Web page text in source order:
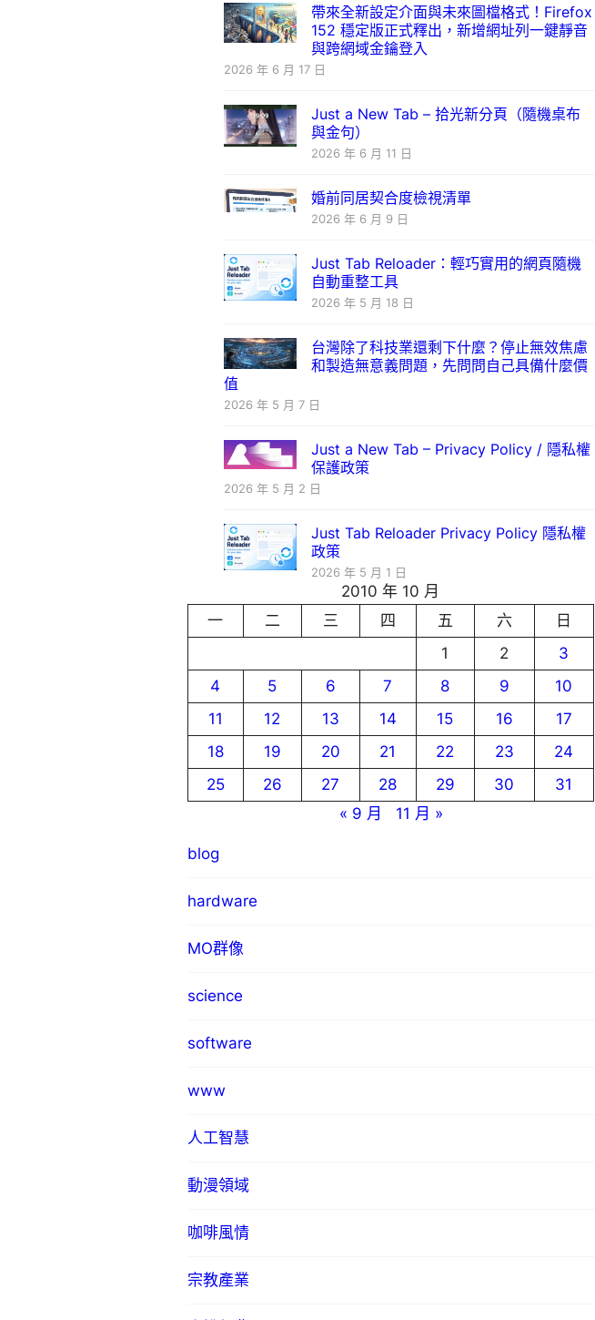
帶來全新設定介面與未來圖檔格式！Firefox
152 穩定版正式釋出，新增網址列一鍵靜音
與跨網域金鑰登入
2026 年 6 月 17 日
Just a New Tab – 拾光新分頁（隨機桌布
與金句）
2026 年 6 月 11 日
婚前同居契合度檢視清單
2026 年 6 月 9 日
Just Tab Reloader：輕巧實用的網頁隨機
自動重整工具
2026 年 5 月 18 日
台灣除了科技業還剩下什麼？停止無效焦慮
和製造無意義問題，先問問自己具備什麼價
值
2026 年 5 月 7 日
Just a New Tab – Privacy Policy / 隱私權
保護政策
2026 年 5 月 2 日
Just Tab Reloader Privacy Policy 隱私權
政策
2026 年 5 月 1 日
2010 年 10 月
一
二 三 四 五 六
日
1
2
3
4
5 6 7 8 9
10
11
12 13 14 15 16
17
18
19 20 21 22 23
24
25
26 27 28 29 30
31
« 9 月
11 月 »
blog
hardware
MO群像
science
software
www
人工智慧
動漫領域
咖啡風情
宗教產業